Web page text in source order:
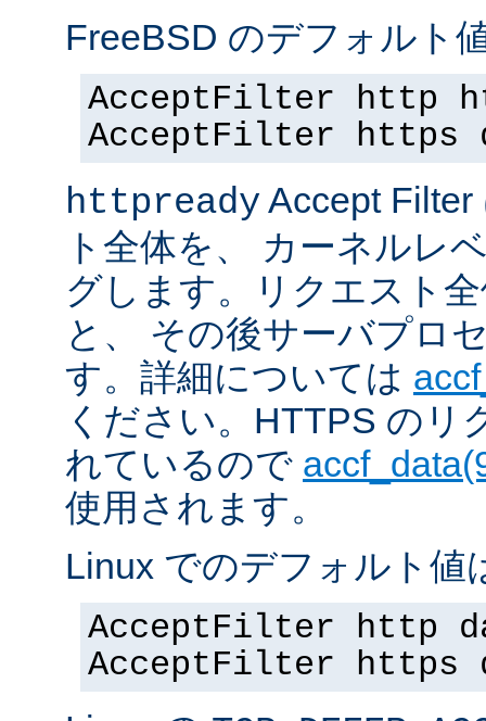
FreeBSD のデフォルト
AcceptFilter http
AcceptFilter https
httpready Accept
ト全体を、 カーネルレ
グします。リクエスト
と、 その後サーバプロ
す。詳細については
ください。HTTPS のリ
れているので
使用されます。
Linux でのデフォルト値
AcceptFilter http
AcceptFilter https